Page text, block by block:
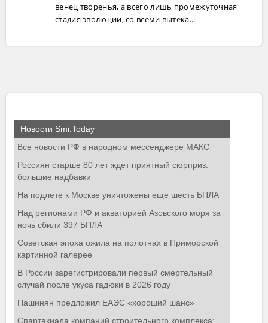
венец творенья, а всего лишь промежуточная
стадия эволюции, со всеми вытека...